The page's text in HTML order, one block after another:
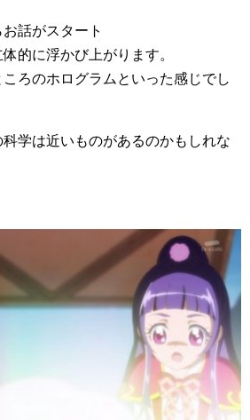
話がスタート
的に浮かび上がります。
ろのホログラムといった感じでし
学は近いものがあるのかもしれな